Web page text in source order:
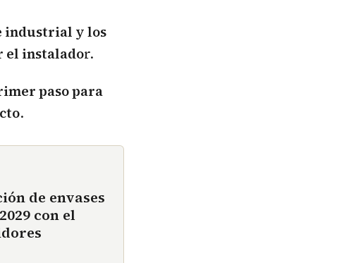
industrial y los
el instalador.
paso para
.
de envases
con el